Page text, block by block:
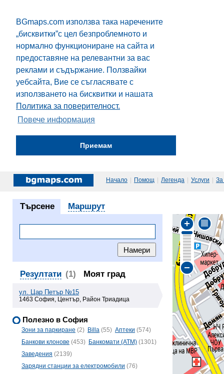
BGmaps.com използва така наречените
„бисквитки”с цел безпроблемното и
нормално функциониране на сайта и
предоставяне на релевантни за вас
реклами и съдържание. Ползвайки
уебсайта, Вие се съгласявате с
използването на бисквитки и нашата
Политика за поверителност.
Повече информация
Приемам
Начало | Помощ | Легенда | Услуги | За
Търсене Маршрут
Резултати (1) Моят град
ул. Цар Петър №15
1463 София, Център, Район Триадица
Полезно в София
Зони за паркиране (2) Billa (55) Аптеки (574)
Банкови клонове (453) Банкомати (ATM) (1301)
Заведения (2139)
Зарядни станции за електромобили (76)